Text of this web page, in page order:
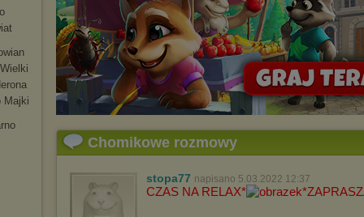
Majki
Chomikowe rozmowy
stopa77 napisano 5.03.2022 12:37
CZAS NA RELAX*